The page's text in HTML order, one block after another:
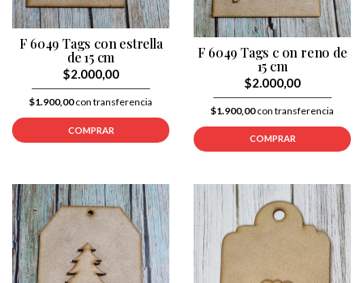
F 6049 Tags con estrella
de 15 cm
$2.000,00
$1.900,00con transferencia
COMPRAR
F 6049 Tags c on reno de
15 cm
$2.000,00
$1.900,00con transferencia
COMPRAR